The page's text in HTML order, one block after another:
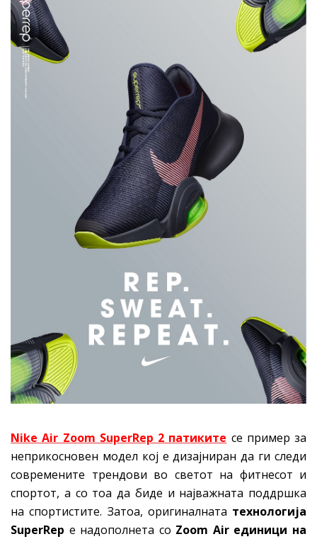
Nike Air Zoom SuperRep 2 патиките се пример за
неприкосновен модел кој е дизајниран да ги следи
современите трендови во светот на фитнесот и
спортот, а со тоа да биде и најважната поддршка
на спортистите. Затоа, оригиналната технологија
SuperRep е надополнета со Zoom Air единици на